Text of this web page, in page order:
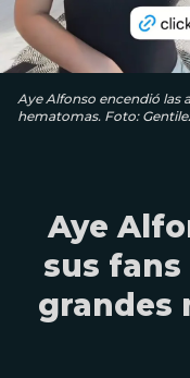
Aye Alfonso encendió las
hematomas. Foto:
Aye
sus
grandes